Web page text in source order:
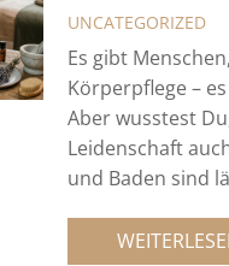
UNCATEGORIZED
Es gibt
Körperpflege –
Aber wusstest
Leidenschaft
und Baden sind